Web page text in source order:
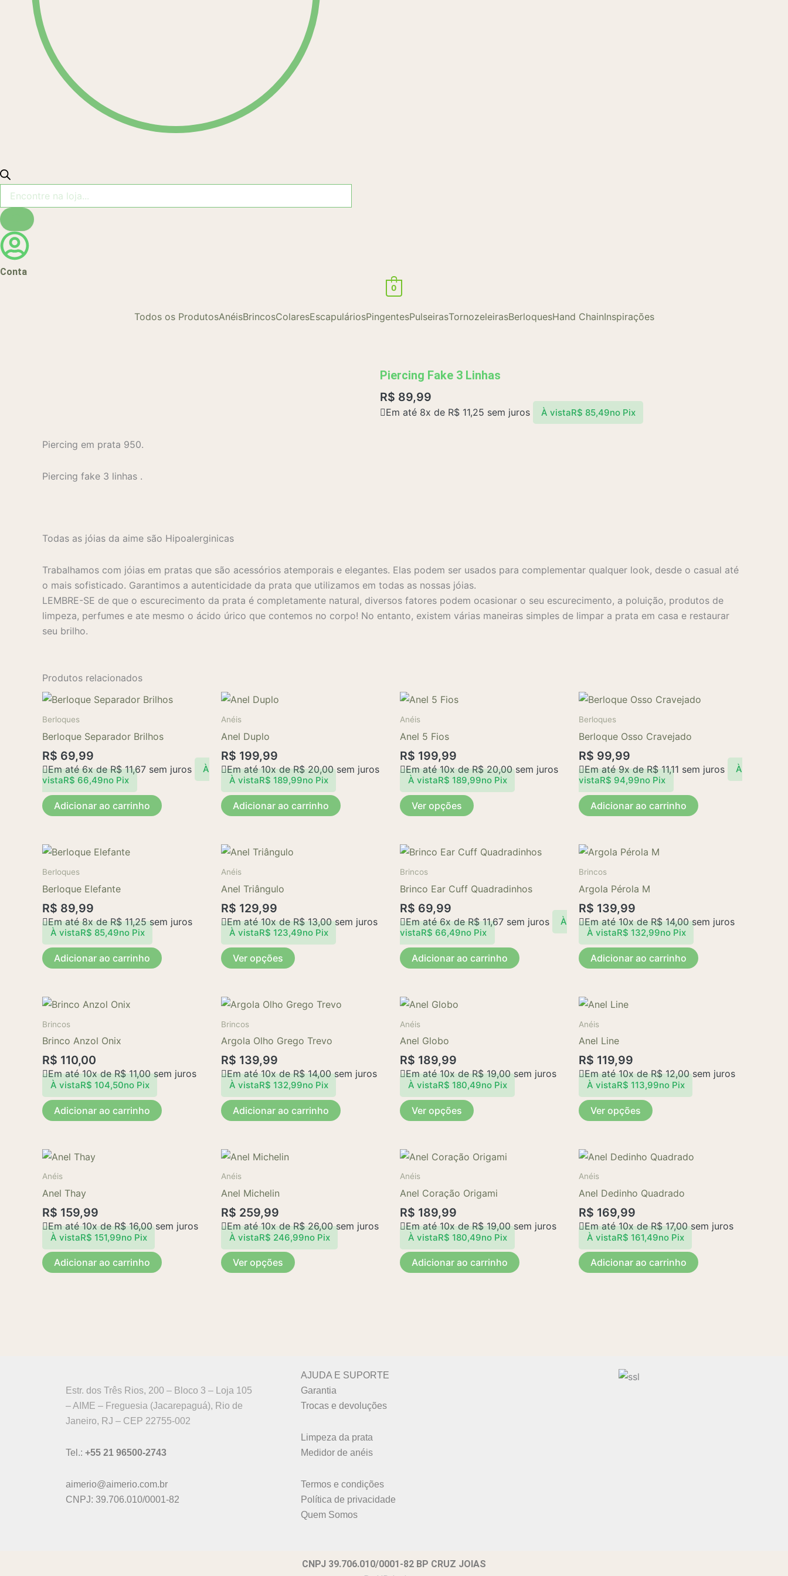
Conta
0
Todos os ProdutosAnéisBrincosColaresEscapuláriosPingentesPulseirasTornozeleirasBerloquesHand ChainInspirações
Piercing Fake 3 Linhas
R$ 89,99
Em até 8x de R$ 11,25 sem juros À vistaR$ 85,49no Pix
Piercing em prata 950.
Piercing fake 3 linhas .
Todas as jóias da aime são Hipoalerginicas
Trabalhamos com jóias em pratas que são acessórios atemporais e elegantes. Elas podem ser usados para complementar qualquer look, desde o casual até
o mais sofisticado. Garantimos a autenticidade da prata que utilizamos em todas as nossas jóias.
LEMBRE-SE de que o escurecimento da prata é completamente natural, diversos fatores podem ocasionar o seu escurecimento, a poluição, produtos de
limpeza, perfumes e ate mesmo o ácido úrico que contemos no corpo! No entanto, existem várias maneiras simples de limpar a prata em casa e restaurar
seu brilho.
Produtos relacionados
Berloques
Berloque Separador Brilhos
R$ 69,99
Em até 6x deR$11,67 sem juros
À
vistaR$ 66,49no Pix
Adicionar ao carrinho
Anéis
Anel Duplo
R$ 199,99
Em até 10x deR$20,00sem juros
À vistaR$ 189,99no Pix
Adicionar ao carrinho
Anéis
Anel 5 Fios
R$ 199,99
Em até 10x deR$20,00sem juros
À vistaR$ 189,99no Pix
Ver opções
As
opções
podem
na
Berloques
Berloque Osso Cravejado
R$ 99,99
Em até 9x deR$11,11 sem juros
À
vistaR$ 94,99no Pix
Adicionar ao carrinho
Berloques
Berloque Elefante
R$ 89,99
Em até 8x deR$11,25sem juros
À vistaR$ 85,49no Pix
Adicionar ao carrinho
Anéis
Anel Triângulo
R$ 129,99
Em até 10x deR$13,00sem juros
À vistaR$ 123,49no Pix
Ver opções
As
opções
podem
na
produto
Brincos
Brinco Ear Cuff Quadradinhos
R$ 69,99
Em até 6x deR$11,67 sem juros
À
vistaR$ 66,49no Pix
Adicionar ao carrinho
Brincos
Argola Pérola M
R$ 139,99
Em até 10x deR$14,00sem juros
À vistaR$ 132,99no Pix
Adicionar ao carrinho
Brincos
Brinco Anzol Onix
R$ 110,00
Em até 10x deR$11,00sem juros
À vistaR$ 104,50no Pix
Adicionar ao carrinho
Brincos
Argola Olho Grego Trevo
R$ 139,99
Em até 10x deR$14,00sem juros
À vistaR$ 132,99no Pix
Adicionar ao carrinho
Anéis
Anel Globo
R$ 189,99
Em até 10x deR$19,00sem juros
À vistaR$ 180,49no Pix
Ver opções
As
opções
podem
na
produto
Anéis
Anel Line
R$ 119,99
Em até 10x deR$12,00sem juros
À vistaR$ 113,99no Pix
Ver opções
As
opções
podem
na
Anéis
Anel Thay
R$ 159,99
Em até 10x deR$16,00sem juros
À vistaR$ 151,99no Pix
Adicionar ao carrinho
Anéis
Anel Michelin
R$ 259,99
Em até 10x deR$26,00sem juros
À vistaR$ 246,99no Pix
Ver opções
As
opções
podem
Anéis
Anel Coração Origami
R$ 189,99
Em até 10x deR$19,00sem juros
À vistaR$ 180,49no Pix
Adicionar ao carrinho
Anéis
Anel Dedinho Quadrado
R$ 169,99
Em até 10x deR$17,00sem juros
À vistaR$ 161,49no Pix
Adicionar ao carrinho
Estr. dos Três Rios, 200 – Bloco 3 – Loja 105
– AIME – Freguesia (Jacarepaguá), Rio de
Janeiro, RJ – CEP 22755-002
Tel.: +55 21 96500-2743
aimerio@aimerio.com.br
CNPJ: 39.706.010/0001-82
AJUDA E SUPORTE
Garantia
Trocas e devoluções
Limpeza da prata
Medidor de anéis
Termos e condições
Política de privacidade
Quem Somos
CNPJ 39.706.010/0001-82 BP CRUZ JOIAS